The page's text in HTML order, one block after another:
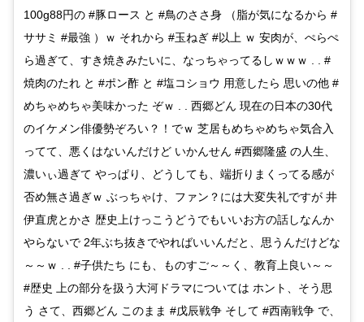
100g88円の #豚ロース と #鳥のささ身 （脂が気になるから #
ササミ #最強 ）ｗ それから #玉ねぎ #以上 ｗ 安肉が、ぺらぺ
ら過ぎて、すき焼きみたいに、なっちゃってるしｗｗｗ . . #
焼肉のたれ と #ポン酢 と #塩コショウ 用意したら 思いの他 #
めちゃめちゃ美味かった ぞｗ . . 西郷どん 現在の日本の30代
のイケメン俳優勢ぞろい？！でｗ 芝居もめちゃめちゃ気合入
ってて、悪くはないんだけど いかんせん #西郷隆盛 の人生、
濃いぃ過ぎて やっぱり、どうしても、端折りまくってる感が
否め無さ過ぎｗ ぶっちゃけ、ファン？には大変失礼ですが 井
伊直虎とかさ 歴史上けっこうどうでもいいお方の話しなんか
やらないで 2年ぶち抜きでやればいいんだと、思うんだけどな
～～ｗ . . #子供たち にも、ものすご～～く、教育上良い～～
#歴史 上の部分を扱う大河ドラマについては ホント、そう思
う さて、西郷どん このまま #戊辰戦争 そして #西南戦争 で、